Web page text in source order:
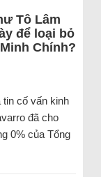
Tô Lâm
để loại bỏ
Chính?
tin cố vấn kinh
đã cho
0% của Tổng